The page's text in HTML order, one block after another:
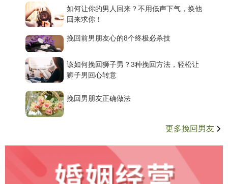
如何让你的男人回来？不用低声下气，换他
回来求你！
挽回前男朋友心的8个终极必杀技
该如何挽回狮子男？3种挽回方法，轻松让
狮子男回心转意
挽回男朋友正确做法
更多挽回男友